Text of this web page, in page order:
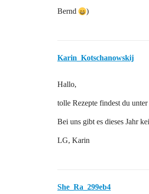
Bernd )
Karin_Kotschanowskij
Hallo,
tolle Rezepte findest du unter
Bei uns gibt es dieses Jahr
LG, Karin
She_Ra_299eb4